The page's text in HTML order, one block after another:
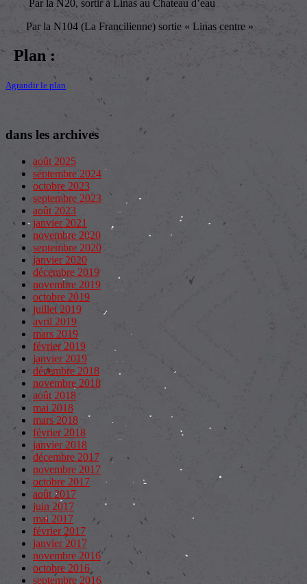
Par la N20, sortir à Linas au Chateau d’eau
Par la N104 (La Francilienne) sortie « Linas centre »
Plan :
Agrandir le plan
dans les archives
août 2025
septembre 2024
octobre 2023
septembre 2023
août 2023
janvier 2021
novembre 2020
septembre 2020
janvier 2020
décembre 2019
novembre 2019
octobre 2019
juillet 2019
avril 2019
mars 2019
février 2019
janvier 2019
décembre 2018
novembre 2018
août 2018
mai 2018
mars 2018
février 2018
janvier 2018
décembre 2017
novembre 2017
octobre 2017
août 2017
juin 2017
mai 2017
février 2017
janvier 2017
novembre 2016
octobre 2016
septembre 2016